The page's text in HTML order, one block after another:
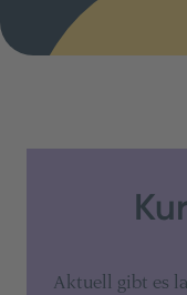
Aktuell gibt es